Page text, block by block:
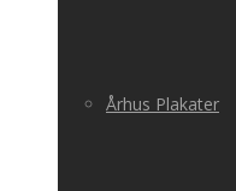
Århus Plakater